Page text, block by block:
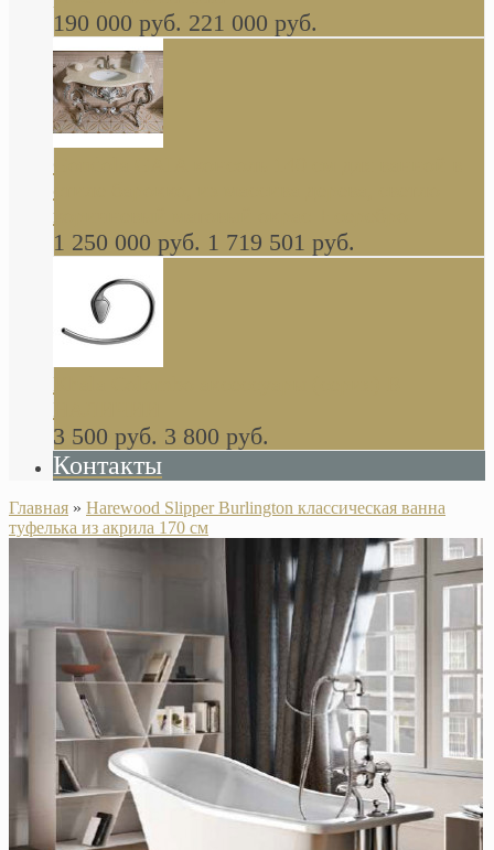
190 000 руб. 221 000 руб.
стиле барокко, из массива дерева, светло
коричневый матовый окрас + серебро
1 250 000 руб. 1 719 501 руб.
Khala Colombo аксессуары (серия) В
НАЛИЧИИ
3 500 руб. 3 800 руб.
Контакты
Главная » Harewood Slipper Burlington классическая ванна
туфелька из акрила 170 см